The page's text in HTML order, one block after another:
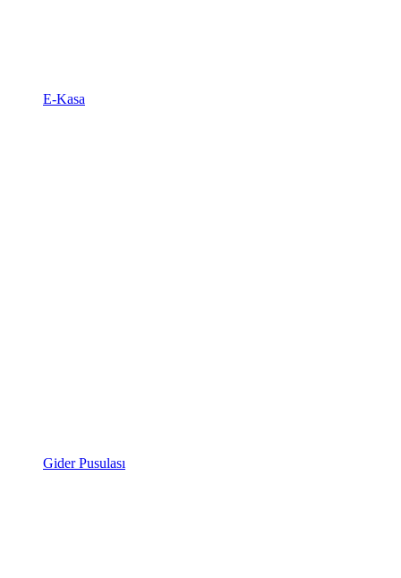
E-Kasa
Gider Pusulası